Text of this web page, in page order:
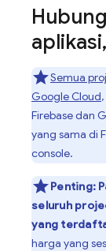
aplikasi,
Semua
Google Cloud
Firebase dan
yang sama di
console.
Penting:
seluruh
yang
harga yang